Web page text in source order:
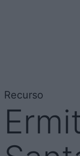
Recurso